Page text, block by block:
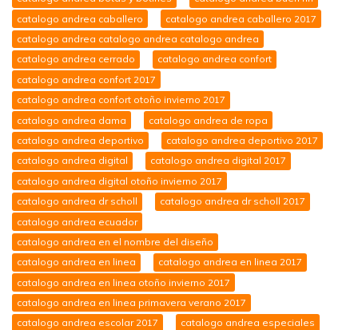
catalogo andrea caballero
catalogo andrea caballero 2017
catalogo andrea catalogo andrea catalogo andrea
catalogo andrea cerrado
catalogo andrea confort
catalogo andrea confort 2017
catalogo andrea confort otoño invierno 2017
catalogo andrea dama
catalogo andrea de ropa
catalogo andrea deportivo
catalogo andrea deportivo 2017
catalogo andrea digital
catalogo andrea digital 2017
catalogo andrea digital otoño invierno 2017
catalogo andrea dr scholl
catalogo andrea dr scholl 2017
catalogo andrea ecuador
catalogo andrea en el nombre del diseño
catalogo andrea en linea
catalogo andrea en linea 2017
catalogo andrea en linea otoño invierno 2017
catalogo andrea en linea primavera verano 2017
catalogo andrea escolar 2017
catalogo andrea especiales